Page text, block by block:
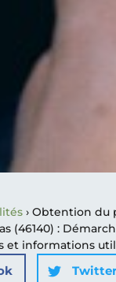
› Obtention du
(46140) :
et informations
Twitter